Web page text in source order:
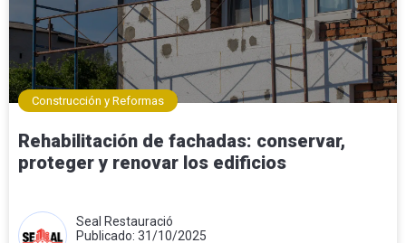
Construcción y Reformas
Rehabilitación de fachadas: conservar,
proteger y renovar los edificios
Seal Restauració
Publicado: 31/10/2025